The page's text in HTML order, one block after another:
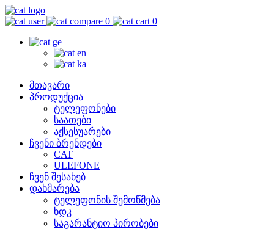
0 0
მთავარი
პროდუქცია
ტელეფონები
საათები
აქსესუარები
ჩვენი ბრენდები
CAT
ULEFONE
ჩვენ შესახებ
დახმარება
ტელეფონის შემოწმება
ხდკ
საგარანტიო პირობები